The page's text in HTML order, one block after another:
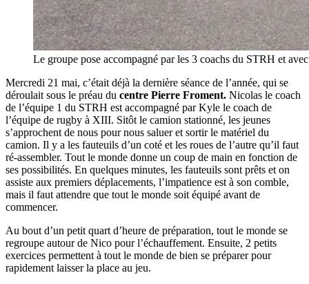
Le groupe pose accompagné par les 3 coachs du STRH et
Mercredi 21 mai, c’était déjà la dernière séance de l’année, qui se
déroulait sous le préau du centre Pierre Froment. Nicolas le coach
de l’équipe 1 du STRH est accompagné par Kyle le coach de
l’équipe de rugby à XIII. Sitôt le camion stationné, les jeunes
s’approchent de nous pour nous saluer et sortir le matériel du
camion. Il y a les fauteuils d’un coté et les roues de l’autre qu’il faut
ré-assembler. Tout le monde donne un coup de main en fonction de
ses possibilités. En quelques minutes, les fauteuils sont prêts et on
assiste aux premiers déplacements, l’impatience est à son comble,
mais il faut attendre que tout le monde soit équipé avant de
commencer.
Au bout d’un petit quart d’heure de préparation, tout le monde se
regroupe autour de Nico pour l’échauffement. Ensuite, 2 petits
exercices permettent à tout le monde de bien se préparer pour
rapidement laisser la place au jeu.